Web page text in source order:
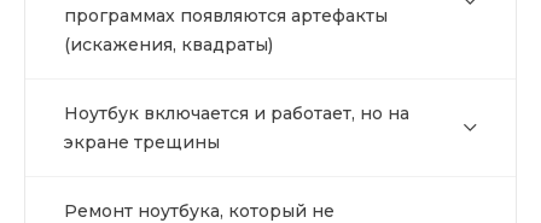
программах появляются артефакты
(искажения, квадраты)
Ноутбук включается и работает, но на
экране трещины
Ремонт ноутбука, который не